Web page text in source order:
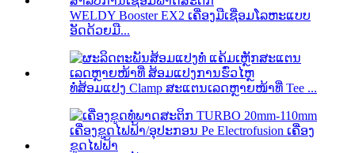
WELDY Booster EX2 ເຄື່ອງມືເຊື່ອມໂລຫະແບບ
ອັດດ້ວຍມື...
ທໍ່ສ້ອມແປງ Clamp ສະແຕນເລດຫຼາຍໜ້າທີ່ Tee ...